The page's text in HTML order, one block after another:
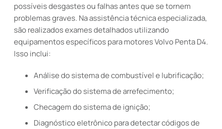
possíveis desgastes ou falhas antes que se tornem
problemas graves. Na assistência técnica especializada,
são realizados exames detalhados utilizando
equipamentos específicos para motores Volvo Penta D4.
Isso inclui:
Análise do sistema de combustível e lubrificação;
Verificação do sistema de arrefecimento;
Checagem do sistema de ignição;
Diagnóstico eletrônico para detectar códigos de